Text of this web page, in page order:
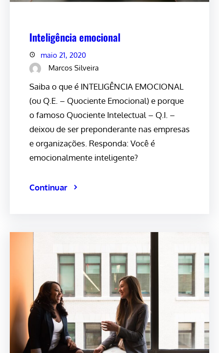
Inteligência emocional
maio 21, 2020
Marcos Silveira
Saiba o que é INTELIGÊNCIA EMOCIONAL
(ou Q.E. – Quociente Emocional) e porque
o famoso Quociente Intelectual – Q.I. –
deixou de ser preponderante nas empresas
e organizações. Responda: Você é
emocionalmente inteligente?
Continuar